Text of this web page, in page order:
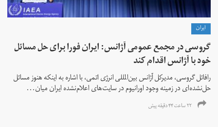
ايران
گروسی در مجمع عمومی آژانس: ایران فورا برای حل مسائل
خود با آژانس اقدام کند
رافائل گروسی، مدیرکل آژانس بین‌المللی انرژی اتمی، با اشاره به اینکه هنوز مسائل
حل‌نشده‌ای در زمینه وجود اورانیوم در سایت‌های اعلام‌نشده ایران میان...
۲۲ ساعت ۴۴ دقیقه پیش